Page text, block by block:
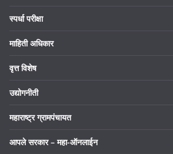
स्पर्धा परीक्षा
माहिती अधिकार
वृत्त विशेष
उद्योगनीती
महाराष्ट्र ग्रामपंचायत
आपले सरकार – महा-ऑनलाईन